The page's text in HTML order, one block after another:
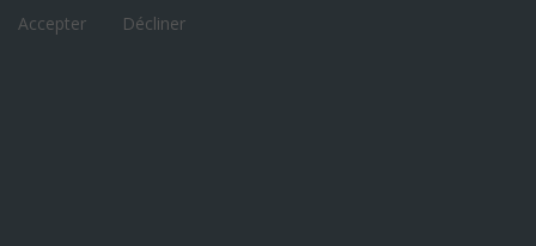
Accepter
Décliner